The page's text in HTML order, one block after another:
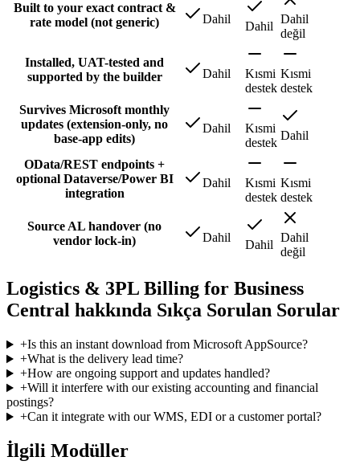
Built to your exact contract &
rate model (not generic)
Dahil
Dahil
Dahil
değil
Installed, UAT-tested and
supported by the builder
Dahil
Kısmi
destek
Kısmi
destek
Survives Microsoft monthly
updates (extension-only, no
base-app edits)
Dahil
Kısmi
destek
Dahil
OData/REST endpoints +
optional Dataverse/Power BI
integration
Dahil
Kısmi
destek
Kısmi
destek
Source AL handover (no
vendor lock-in)
Dahil
Dahil
Dahil
değil
Logistics & 3PL Billing for Business
Central hakkında Sıkça Sorulan Sorular
+Is this an instant download from Microsoft AppSource?
+What is the delivery lead time?
+How are ongoing support and updates handled?
+Will it interfere with our existing accounting and financial
postings?
+Can it integrate with our WMS, EDI or a customer portal?
İlgili Modüller